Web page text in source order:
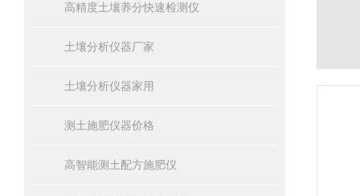
高精度土壤养分快速检测仪
土壤分析仪器厂家
土壤分析仪器家用
测土施肥仪器价格
高智能测土配方施肥仪